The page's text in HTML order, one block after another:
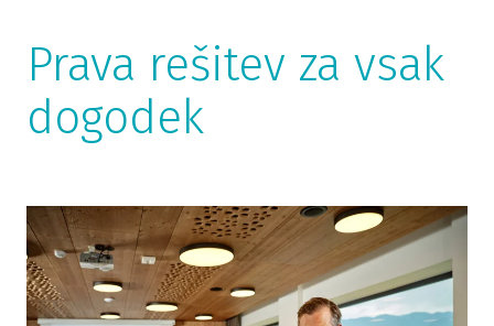
Prava rešitev za vsak
dogodek